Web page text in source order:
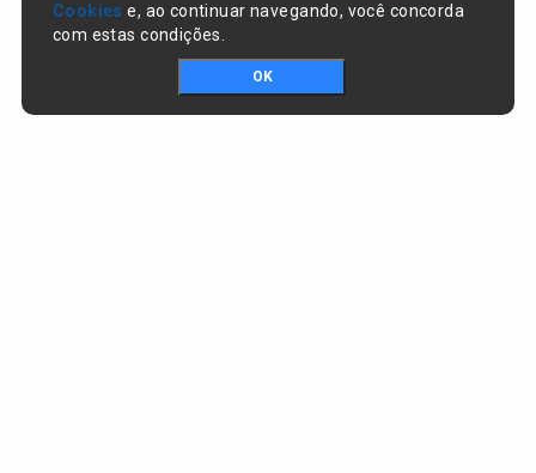
Cookies e, ao continuar navegando, você concorda
com estas condições.
OK